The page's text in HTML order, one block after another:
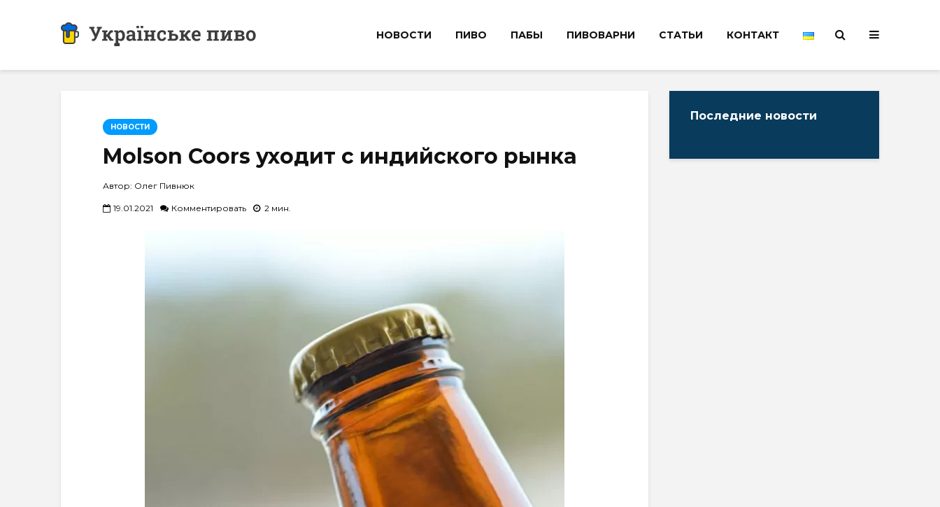
НОВОСТИ ПИВО ПАБЫ ПИВОВАРНИ СТАТЬИ КОНТАКТ
НОВОСТИ
Molson Coors уходит с индийского рынка
Автор: Олег Пивнюк
19.01.2021 Комментировать 2 мин.
Последние новости